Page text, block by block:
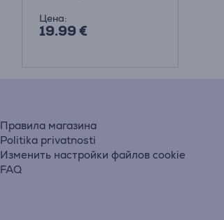
Цена:
19.99 €
Правила магазина
Politika privatnosti
Изменить настройки файлов cookie
FAQ